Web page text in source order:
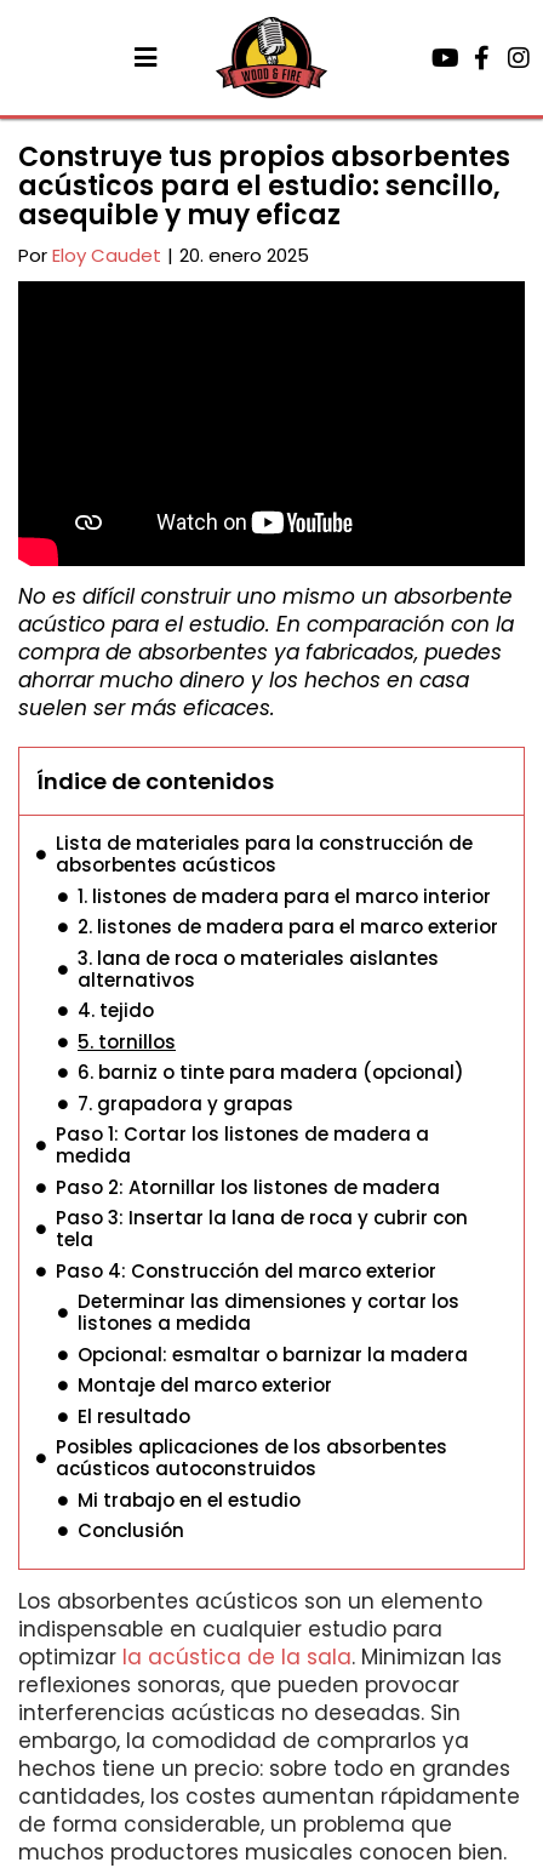
Construye tus propios absorbentes
acústicos para el estudio: sencillo,
asequible y muy eficaz
PorEloy Caudet | 20. enero 2025
No es difícil construir uno mismo un absorbente
acústico para el estudio. En comparación con la
compra de absorbentes ya fabricados, puedes
ahorrar mucho dinero y los hechos en casa
suelen ser más eficaces.
Índice de contenidos
Lista de materiales para la construcción de
absorbentes acústicos
1. listones de madera para el marco interior
2. listones de madera para el marco exterior
3. lana de roca o materiales aislantes
alternativos
4. tejido
5. tornillos
6. barniz o tinte para madera (opcional)
7. grapadora y grapas
Paso 1: Cortar los listones de madera a
medida
Paso 2: Atornillar los listones de madera
Paso 3: Insertar la lana de roca y cubrir con
tela
Paso 4: Construcción del marco exterior
Determinar las dimensiones y cortar los
listones a medida
Opcional: esmaltar o barnizar la madera
Montaje del marco exterior
El resultado
Posibles aplicaciones de los absorbentes
acústicos autoconstruidos
Mi trabajo en el estudio
Conclusión
Los absorbentes acústicos son un elemento
indispensable en cualquier estudio para
optimizar la acústica de la sala. Minimizan las
reflexiones sonoras, que pueden provocar
interferencias acústicas no deseadas. Sin
embargo, la comodidad de comprarlos ya
hechos tiene un precio: sobre todo en grandes
cantidades, los costes aumentan rápidamente
de forma considerable, un problema que
muchos productores musicales conocen bien.